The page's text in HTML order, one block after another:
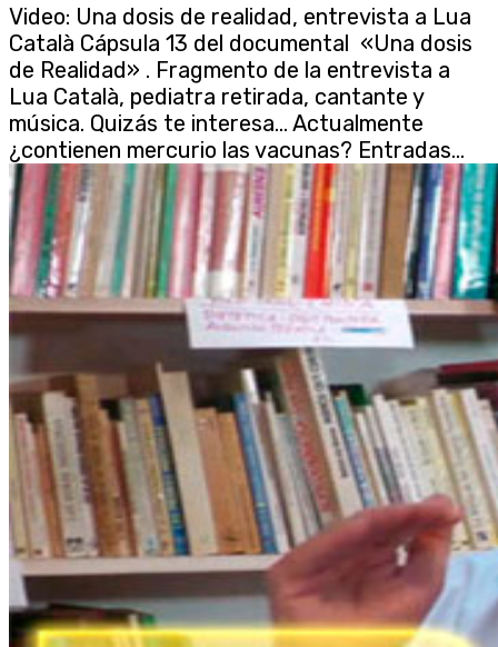
Video: Una dosis de realidad, entrevista a Lua
Català Cápsula 13 del documental «Una dosis
de Realidad» . Fragmento de la entrevista a
Lua Català, pediatra retirada, cantante y
música. Quizás te interesa… Actualmente
¿contienen mercurio las vacunas? Entradas...